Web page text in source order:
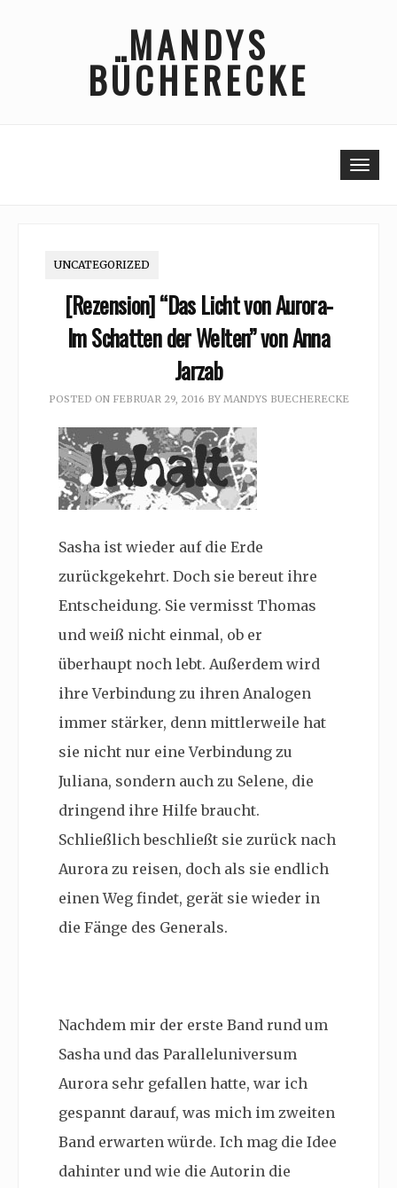
MANDYS
BÜCHERECKE
UNCATEGORIZED
[Rezension] “Das Licht von Aurora-
Im Schatten der Welten” von Anna
Jarzab
POSTED ON FEBRUAR 29, 2016 BY MANDYS BUECHERECKE
Sasha ist wieder auf die Erde
zurückgekehrt. Doch sie bereut ihre
Entscheidung. Sie vermisst Thomas
und weiß nicht einmal, ob er
überhaupt noch lebt. Außerdem wird
ihre Verbindung zu ihren Analogen
immer stärker, denn mittlerweile hat
sie nicht nur eine Verbindung zu
Juliana, sondern auch zu Selene, die
dringend ihre Hilfe braucht.
Schließlich beschließt sie zurück nach
Aurora zu reisen, doch als sie endlich
einen Weg findet, gerät sie wieder in
die Fänge des Generals.
Nachdem mir der erste Band rund um
Sasha und das Paralleluniversum
Aurora sehr gefallen hatte, war ich
gespannt darauf, was mich im zweiten
Band erwarten würde. Ich mag die Idee
dahinter und wie die Autorin die